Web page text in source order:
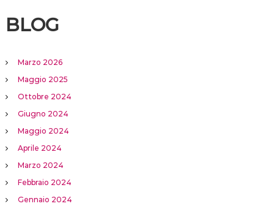
BLOG
Marzo 2026
Maggio 2025
Ottobre 2024
Giugno 2024
Maggio 2024
Aprile 2024
Marzo 2024
Febbraio 2024
Gennaio 2024